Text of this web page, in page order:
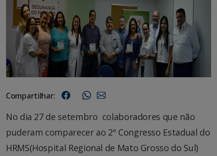
Compartilhar:
No dia 27 de setembro colaboradores que não
puderam comparecer ao 2º Congresso Estadual do
HRMS(Hospital Regional de Mato Grosso do Sul)